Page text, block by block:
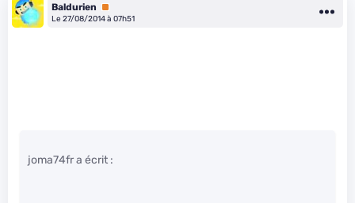
Baldurien
Premium
Le 27/08/2014 à 07h51
joma74fr a écrit :